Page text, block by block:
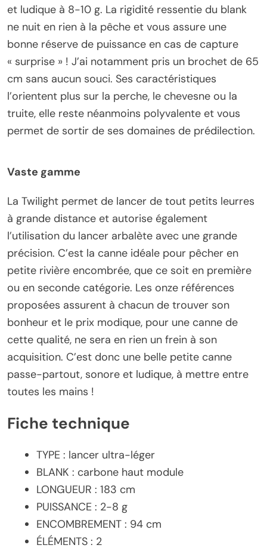
et ludique à 8-10 g. La rigidité ressentie du blank
ne nuit en rien à la pêche et vous assure une
bonne réserve de puissance en cas de capture
« surprise » ! J’ai notamment pris un brochet de 65
cm sans aucun souci. Ses caractéristiques
l’orientent plus sur la perche, le chevesne ou la
truite, elle reste néanmoins polyvalente et vous
permet de sortir de ses domaines de prédilection.
Vaste gamme
La Twilight permet de lancer de tout petits leurres
à grande distance et autorise également
l’utilisation du lancer arbalète avec une grande
précision. C’est la canne idéale pour pêcher en
petite rivière encombrée, que ce soit en première
ou en seconde catégorie. Les onze références
proposées assurent à chacun de trouver son
bonheur et le prix modique, pour une canne de
cette qualité, ne sera en rien un frein à son
acquisition. C’est donc une belle petite canne
passe-partout, sonore et ludique, à mettre entre
toutes les mains !
Fiche technique
TYPE : lancer ultra-léger
BLANK : carbone haut module
LONGUEUR : 183 cm
PUISSANCE : 2-8 g
ENCOMBREMENT : 94 cm
ÉLÉMENTS : 2